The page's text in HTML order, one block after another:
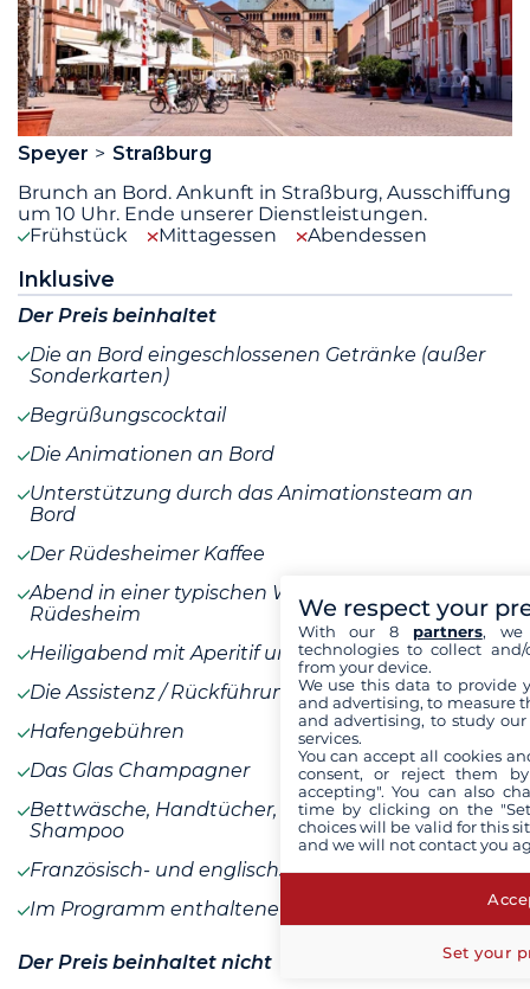
Speyer
Straßburg
Brunch an Bord. Ankunft in Straßburg, Ausschiffung
um 10 Uhr. Ende unserer Dienstleistungen.
Frühstück
Mittagessen Abendessen
Inklusive
Der Preis beinhaltet
Die an Bord eingeschlossenen Getränke (außer
Sonderkarten)
Begrüßungscocktail
Die Animationen an Bord
Unterstützung durch das Animationsteam an
Bord
Der Rüdesheimer Kaffee
Abend in einer typischen Weinstube in
Rüdesheim
Heiligabend mit Aperitif und Weinen
Die Assistenz / Rückführungsversicherung
Hafengebühren
Das Glas Champagner
Bettwäsche, Handtücher, Duschgel und
Shampoo
Französisch- und englischsprachige Reiseführer
Im Programm enthaltene Mahlzeiten
Der Preis beinhaltet nicht
We respect your
With our 8 partners, we
technologies to collect
from your device.
We use this data to provide
and advertising, to measure
and advertising, to study
services.
You can accept all cookies
consent, or reject them
accepting". You can also
time by clicking on the
choices will be valid for this
and we will not contact you
Set your